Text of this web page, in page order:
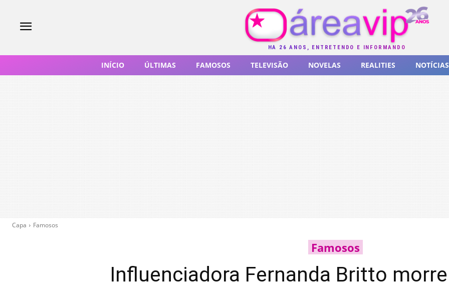
HÁ 26 ANOS, ENTRETENDO E INFORMANDO
INÍCIO ÚLTIMAS FAMOSOS TELEVISÃO NOVELAS REALITIES NOTÍCIAS
Capa Famosos
Famosos
Influenciadora Fernanda Britto